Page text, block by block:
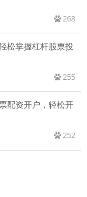
268
松掌握杠杆股票投
255
配资开户，轻松开
252